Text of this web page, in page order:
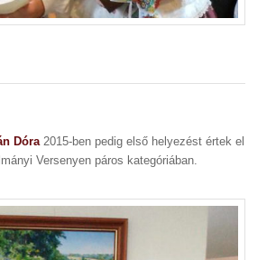
Dóra2015-ben pedig első helyezést értek el
Versenyen páros kategóriában.